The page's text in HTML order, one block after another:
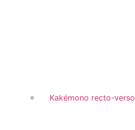
Kakémono recto-verso